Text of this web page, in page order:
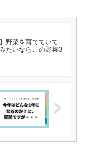
野菜を育てていて
たいならこの野菜3